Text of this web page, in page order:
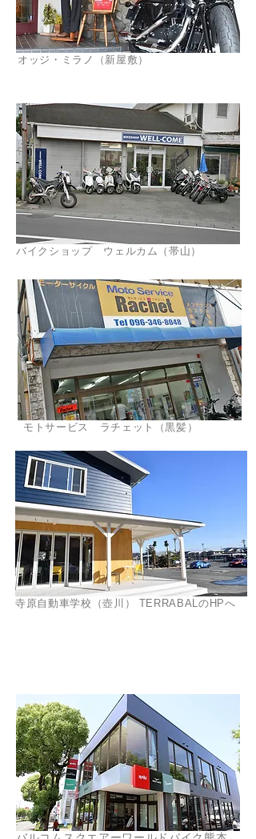
オッジ・ミラノ（新屋敷）
バイクショップ ウェルカム（帯山）
モトサービス ラチェット（黒髪）
寺原自動車学校（壺川） TERRABALのHPへ